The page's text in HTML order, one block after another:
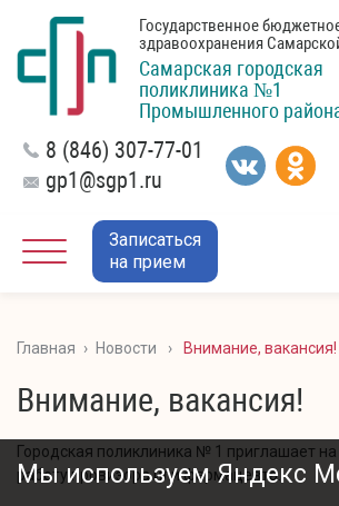
Государственное
здравоохранения
Самарская городская
поликлиника №1
Промышленного
8 (846) 307-77-01
gp1@sgp1.ru
Записаться
на прием
Главная › Новости › Внимание, вакансия!
Внимание, вакансия!
Городская поликлиника № 1 приглашает
работу провизора или фармацевта.
Мы используем Яндекс